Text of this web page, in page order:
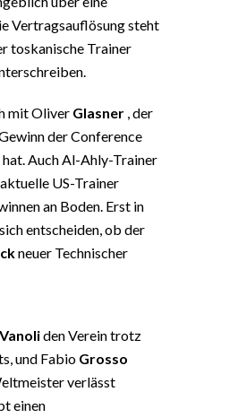
Vertragsauflösung steht
toskanische Trainer
mit Oliver Glasner , der
der Conference
Auch Al-Ahly-Trainer
US-Trainer
an Boden. Erst in
entscheiden, ob der
neuer Technischer
Vanoliden Verein trotz
und Fabio Grosso
verlässt
einen